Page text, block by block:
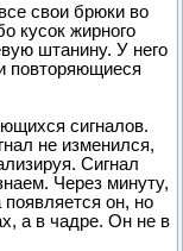
свои брюки во
кусок жирного
штанину. У него
повторяющиеся
сигналов.
не изменился,
Сигнал
Через минуту,
появляется он, но
а в чадре. Он не в